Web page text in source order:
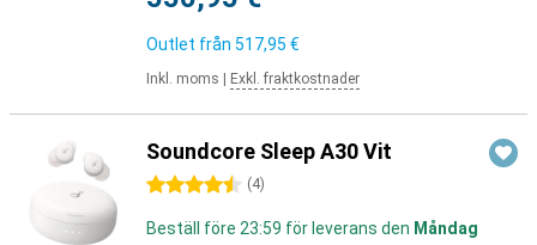
Outlet från 517,95 €
Inkl. moms Exkl. fraktkostnader
Soundcore Sleep A30 Vit
4.5 stjärnor (4)
Beställ före 23:59 för leverans den Måndag